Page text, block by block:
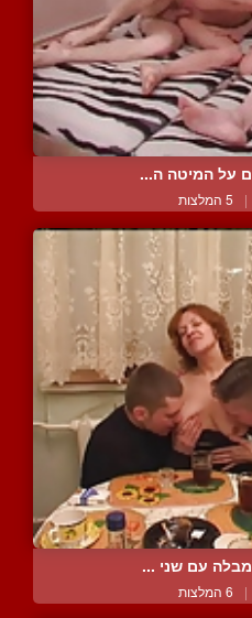
על המיטה ה...
| 5 המלצות
עם שני ...
| 6 המלצות